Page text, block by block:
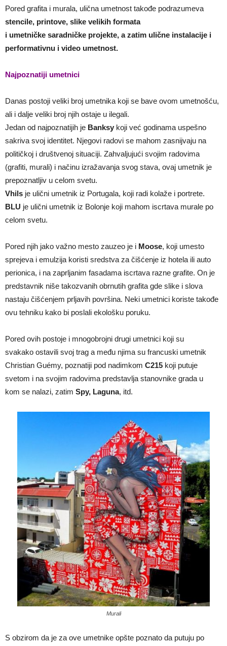
Pored grafita i murala, ulična umetnost takođe podrazumeva
stencile, printove, slike velikih formata
i umetničke saradničke projekte, a zatim ulične instalacije i
performativnu i video umetnost.
Najpoznatiji umetnici
Danas postoji veliki broj umetnika koji se bave ovom umetnošću,
ali i dalje veliki broj njih ostaje u ilegali.
Jedan od najpoznatijih je Banksy koji već godinama uspešno
sakriva svoj identitet. Njegovi radovi se mahom zasnijvaju na
političkoj i društvenoj situaciji. Zahvaljujući svojim radovima
(grafiti, murali) i načinu izražavanja svog stava, ovaj umetnik je
prepoznatljiv u celom svetu.
Vhils je ulični umetnik iz Portugala, koji radi kolaže i portrete.
BLU je ulični umetnik iz Bolonje koji mahom iscrtava murale po
celom svetu.
Pored njih jako važno mesto zauzeo je i Moose, koji umesto
sprejeva i emulzija koristi sredstva za čišćenje iz hotela ili auto
perionica, i na zaprljanim fasadama iscrtava razne grafite. On je
predstavnik niše takozvanih obrnutih grafita gde slike i slova
nastaju čišćenjem prljavih površina. Neki umetnici koriste takođe
ovu tehniku kako bi poslali ekološku poruku.
Pored ovih postoje i mnogobrojni drugi umetnici koji su
svakako ostavili svoj trag a među njima su francuski umetnik
Christian Guémy, poznatiji pod nadimkom C215 koji putuje
svetom i na svojim radovima predstavlja stanovnike grada u
kom se nalazi, zatim Spy, Laguna, itd.
Murali
S obzirom da je za ove umetnike opšte poznato da putuju po